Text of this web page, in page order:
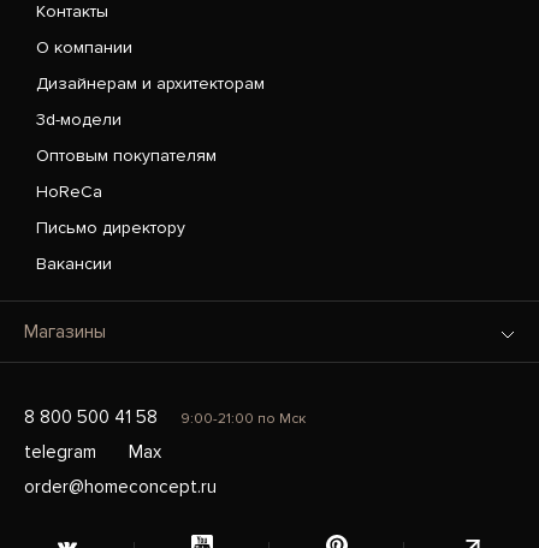
Контакты
О компании
Дизайнерам и архитекторам
3d-модели
Оптовым покупателям
HoReCa
Письмо директору
Вакансии
Магазины
8 800 500 41 58 9:00-21:00 по Мск
telegram
Max
order@homeconcept.ru